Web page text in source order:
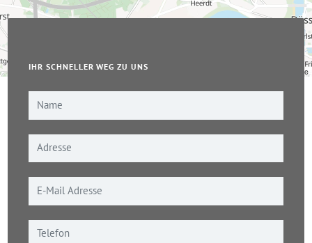
© OpenStreetMap-Mitwirkende
IHR SCHNELLER WEG ZU UNS